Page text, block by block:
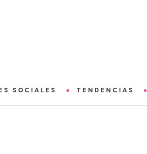
SOCIALES TENDENCIAS